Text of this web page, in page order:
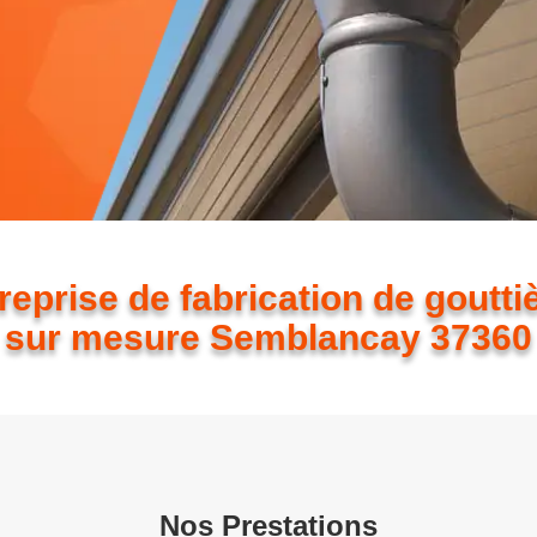
de fabrication de
sur mesure Semblancay 37360
Nos Prestations